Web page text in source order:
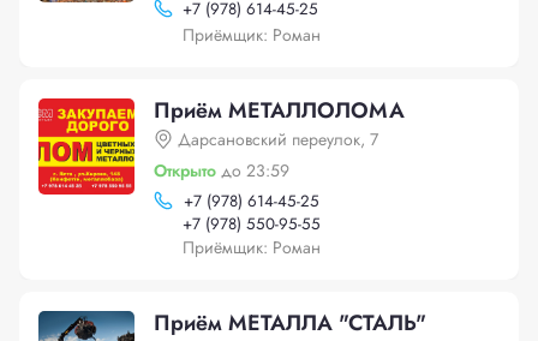
+7 (978) 614-45-25
Приёмщик: Роман
Приём МЕТАЛЛОЛОМА
Дарсановский переулок, 7
Открыто до 23:59
+7 (978) 614-45-25
+7 (978) 550-95-55
Приёмщик: Роман
Приём МЕТАЛЛА "СТАЛЬ"